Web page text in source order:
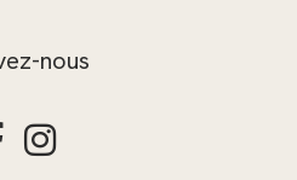
nous
